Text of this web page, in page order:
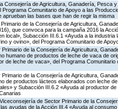
Consejería de Agricultura, Ganadería, Pesca
Comunitario de Apoyo a las
aprueban las bases que han de regir la misma
de la Consejería de Agricultura,
que convoca para la campaña 2016 la
local», Subacción III.6.1 «Ayuda a la
y ovino», del Programa Comunitario de
de la Consejería de Agricultura,
humano de productos de leche de vaca de
de leche de vaca», del Programa
de la Consejería de Agricultura,
de productos lácteos elaborados con leche
y Subacción III.6.2 «Ayuda al productor
de Sector Primario de la
ayudas de la Acción III.4 «Ayuda al